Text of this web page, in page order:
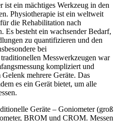
ist ein mächtiges Werkzeug in den
Physiotherapie ist ein weltweit
die Rehabilitation nach
Es besteht ein wachsender Bedarf,
zu quantifizieren und den
bei
Messwerkzeugen war
kompliziert und
mehrere Geräte. Das
es ein Gerät bietet, um alle
Geräte – Goniometer (groß
BROM und CROM. Messen